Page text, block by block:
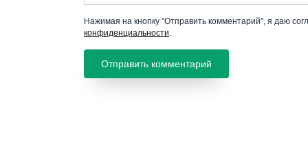
Нажимая на кнопку "Отправить комментарий", я даю
конфиденциальности.